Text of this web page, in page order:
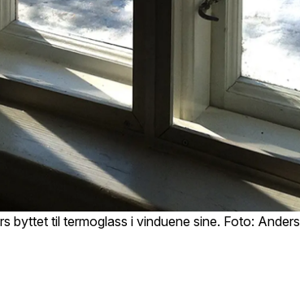
byttet til termoglass i vinduene sine. Foto: Anders